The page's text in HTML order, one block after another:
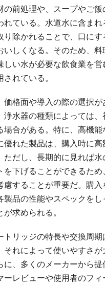
の前処理や、スープやご飯
れている。水道水に含まれ
り除かれることで、口に
いしくなる。そのため、料
しい水が必要な飲食業を営
されている。
価格面や導入の際の選択が
浄水器の種類によっては
場合がある。特に、高機能
優れた製品は、購入時に高
ただし、長期的に見れば
を下げることができるため
慮することが重要だ。購入
製品の性能やスペックを
が求められる。
トリッジの特長や交換周期
それによって使いやすさが
に、多くのメーカーから提
ーレビューや使用者のフィ